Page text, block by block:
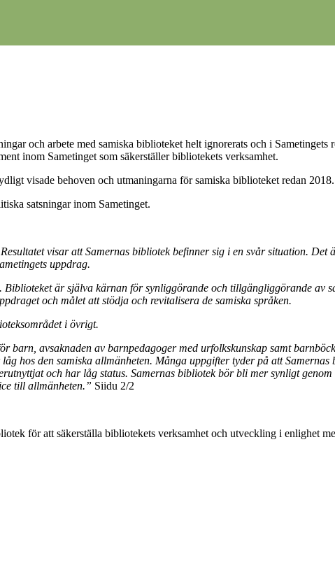
och arbete med samiska biblioteket helt ignorerats och i Sametingets
inom Sametinget som säkerställer bibliotekets verksamhet.
visade behoven och utmaningarna för samiska biblioteket redan 2018.
satsningar inom Sametinget.
visar att Samernas bibliotek befinner sig i en svår situation.
uppdrag.
är själva kärnan för synliggörande och tillgängliggörande av
och målet att stödja och revitalisera de samiska språken.
i övrigt.
avsaknaden av barnpedagoger med urfolkskunskap samt
hos den samiska allmänheten. Många uppgifter tyder på att
och har låg status. Samernas bibliotek bör bli mer synligt
till allmänheten.” Siidu 2/2
för att säkerställa bibliotekets verksamhet och utveckling i enlighet